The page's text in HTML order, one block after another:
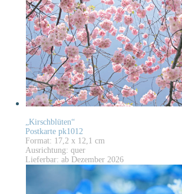
„Kirschblüten“
Postkarte pk1012
Format: 17,2 x 12,1 cm
Ausrichtung: quer
Lieferbar: ab Dezember 2026